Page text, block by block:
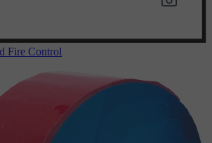
Fire Control